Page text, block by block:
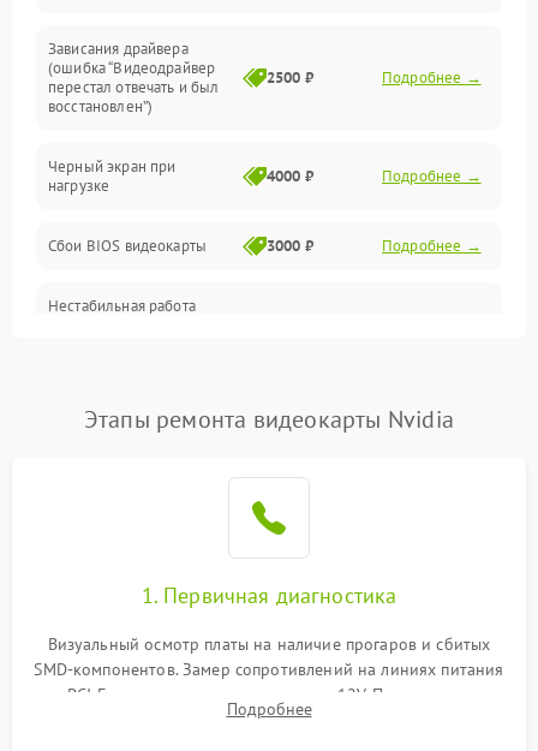
Интерфейсные и коммуникационные проблемы
Электропитание
ПО
Электронные компоненты
Общие поломки
Механические повреждения
Зависания драйвера
(ошибка “Видеодрайвер
перестал отвечать и был
восстановлен”)
2500 ₽ Подробнее →
Черный экран при
нагрузке
4000 ₽ Подробнее →
Сбои BIOS видеокарты 3000 ₽ Подробнее →
Нестабильная работа
Этапы ремонта видеокарты Nvidia
1. Первичная диагностика
Визуальный осмотр платы на наличие прогаров и сбитых
SMD-компонентов. Замер сопротивлений на линиях питания
PCI-E и дополнительных разъемах 12V. Проверка на
короткое замыкание основных дросселей питания GPU и
Подробнее